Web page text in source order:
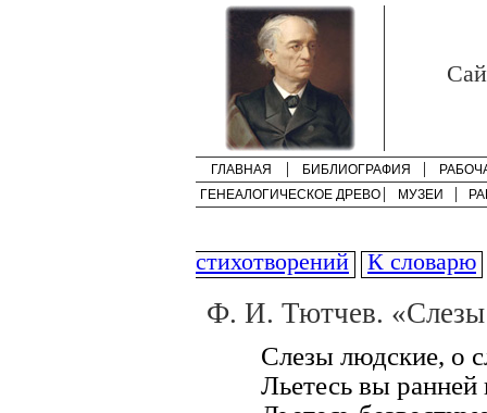
ГЛАВНАЯ БИБЛИОГРАФИЯ
ГЕНЕАЛОГИЧЕСКОЕ ДРЕВО
МУЗЕИ
стихотворений К словарю
Ф. И. Тютчев. «Слезы
Слезы людские, о
Льетесь вы